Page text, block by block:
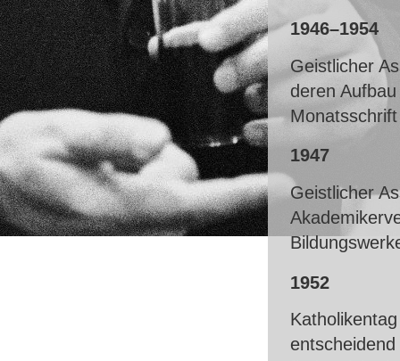
1946–1954
Geistlicher
deren
1947
Geistlicher
1952